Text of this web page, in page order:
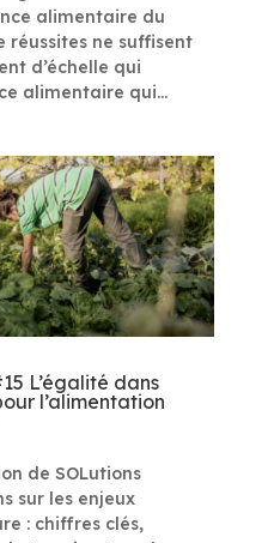
alimentaire du
réussites ne suffisent
d’échelle qui
alimentaire qui...
L’égalité dans
l’alimentation
de SOLutions
sur les enjeux
: chiffres clés,